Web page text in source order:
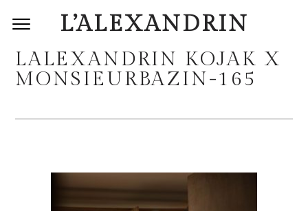
L’ALEXANDRIN
LALEXANDRIN KOJAK X
MONSIEURBAZIN-165